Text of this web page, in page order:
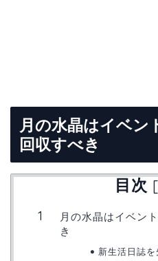
月の水晶はイベン
回収すべき
目次 [
月の水晶はイベン
き
新生活日誌